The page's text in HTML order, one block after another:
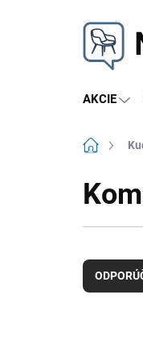
AKCIE
Domov
a
d